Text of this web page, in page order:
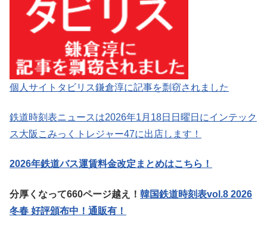
個人サイトタビリス鎌倉淳に記事を剽窃されました
鉄道時刻表ニュースは2026年1月18日日曜日にインテック
ス大阪こみっくトレジャー47に出店します！
2026年鉄道バス運賃料金改定まとめはこちら！
分厚くなって660ページ越え！ 韓国鉄道時刻表vol.8 2026
冬春 好評頒布中！通販有！